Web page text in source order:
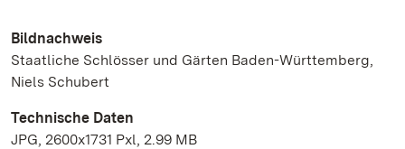
Bildnachweis
Staatliche Schlösser und Gärten Baden-Württemberg,
Niels Schubert
Technische Daten
JPG, 2600x1731 Pxl, 2.99 MB